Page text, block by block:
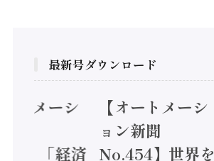
最新号ダウンロード
トメーシ
】「経済
【オートメーシ
ョン新聞
No.454】世界を